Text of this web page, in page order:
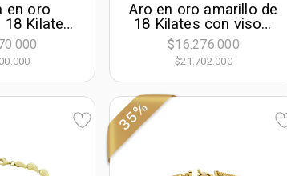
en oro
Kilates,
de
4.70 Ct,
2.50
ancho
Aro en oro amarillo de
18 Kilates con visos,
Plana, con zircones
$16.276.000
$21.702.000
35%